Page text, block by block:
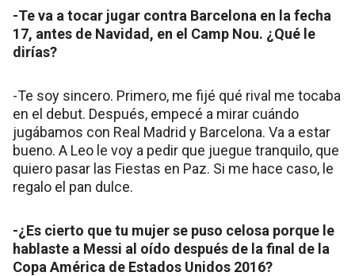
-Te va a tocar jugar contra Barcelona en la fecha
17, antes de Navidad, en el Camp Nou. ¿Qué le
dirías?
-Te soy sincero. Primero, me fijé qué rival me tocaba
en el debut. Después, empecé a mirar cuándo
jugábamos con Real Madrid y Barcelona. Va a estar
bueno. A Leo le voy a pedir que juegue tranquilo, que
quiero pasar las Fiestas en Paz. Si me hace caso, le
regalo el pan dulce.
-¿Es cierto que tu mujer se puso celosa porque le
hablaste a Messi al oído después de la final de la
Copa América de Estados Unidos 2016?